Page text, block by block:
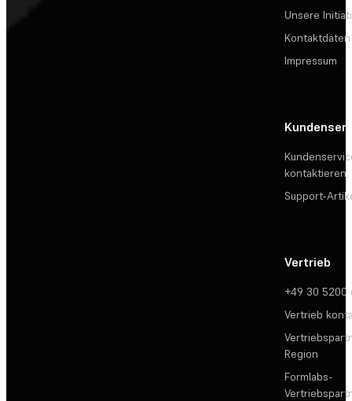
Unsere
Kontaktdaten
Impressum
kontaktieren
Support-
Vertrieb
+49 30 5200
Vertrieb
Region
Formlabs-